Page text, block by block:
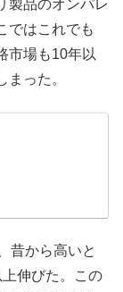
製品のオンパレ
ではこれでも
市場も10年以
った。
昔から高いと
伸びた。この